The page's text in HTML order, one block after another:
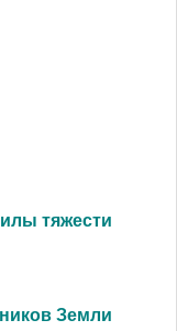
тяжести
Земли